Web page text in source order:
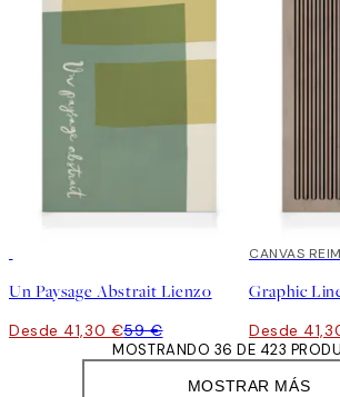
Un Paysage Abstrait Lienzo
Desde 41,30 €59 €
30%*
CANVAS
Graphic
Desde
MOSTRAR MÁS
MOSTRANDO 36 DE 423